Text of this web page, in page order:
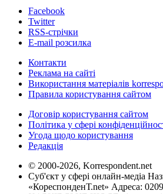
Facebook
Twitter
RSS-стрічки
E-mail розсилка
Контакти
Реклама на сайті
Використання матеріалів
Правила користування сайтом
Договір користування сайтом
Політика у сфері
Угода щодо користування
Редакція
© 2000-2026, Korrespondent.net
Суб'єкт у сфері онлайн-медіа
«КореспонденТ.net» Адреса: